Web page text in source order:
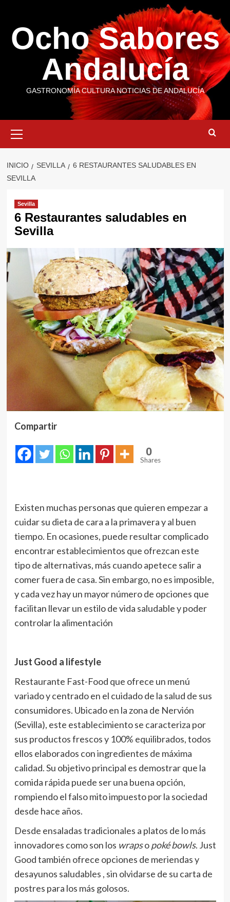
contenido
Ocho Sabores
Andalucía
GASTRONOMÍA CULTURA NOTICIAS DE ANDALUCÍA
primario
INICIO SEVILLA
6 RESTAURANTES SALUDABLES EN
SEVILLA
Sevilla
6 Restaurantes saludables en
Sevilla
Compartir
0
Shares
Existen muchas personas que quieren empezar a
cuidar su dieta de cara a la primavera y al buen
tiempo. En ocasiones, puede resultar complicado
encontrar establecimientos que ofrezcan este
tipo de alternativas, más cuando apetece salir a
comer fuera de casa. Sin embargo, no es imposible,
y cada vez hay un mayor número de opciones que
facilitan llevar un estilo de vida saludable y poder
controlar la alimentación
Just Good a lifestyle
Restaurante Fast-Food que ofrece un menú
variado y centrado en el cuidado de la salud de sus
consumidores. Ubicado en la zona de Nervión
(Sevilla), este establecimiento se caracteriza por
sus productos frescos y 100% equilibrados, todos
ellos elaborados con ingredientes de máxima
calidad. Su objetivo principal es demostrar que la
comida rápida puede ser una buena opción,
rompiendo el falso mito impuesto por la sociedad
desde hace años.
Desde ensaladas tradicionales a platos de lo más
innovadores como son los wrapsopoké bowls. Just
Good también ofrece opciones de meriendas y
desayunos saludables , sin olvidarse de su carta de
postres para los más golosos.